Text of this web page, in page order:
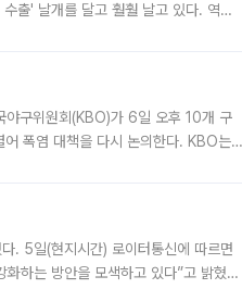
출' 날개를 달고 훨훨 날고 있다. 역대
야구위원회(KBO)가 6일 오후 10개 구
어 폭염 대책을 다시 논의한다. KBO는
면
하는 방안을 모색하고 있다”고 밝혔다.